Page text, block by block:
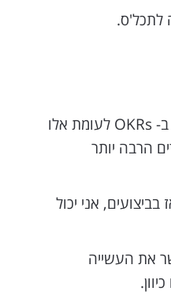
לתכל'ס.
מחקרים עדכניים מראים שכאשר משווים קבוצות עובדים שהשתמשו ב- OKRs לעומת אלו
הרבה יותר
אני יכול
את העשייה